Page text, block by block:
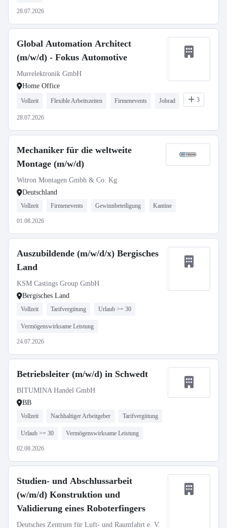
28.07.2026
Global Automation Architect
(m/w/d) - Fokus Automotive
Murrelektronik GmbH
Home Office
Vollzeit Flexible Arbeitszeiten Firmenevents Jobrad 3
28.07.2026
Mechaniker für die weltweite
Montage (m/w/d)
Witron Montagen Gmbh & Co. Kg
Deutschland
Vollzeit Firmenevents Gewinnbeteiligung Kantine
01.08.2026
Auszubildende (m/w/d/x) Bergisches
Land
KSM Castings Group GmbH
Bergisches Land
Vollzeit Tarifvergütung Urlaub >= 30
Vermögenswirksame Leistung
24.07.2026
Betriebsleiter (m/w/d) in Schwedt
BITUMINA Handel GmbH
BB
Vollzeit Nachhaltiger Arbeitgeber Tarifvergütung
Urlaub >= 30 Vermögenswirksame Leistung
02.08.2026
Studien- und Abschlussarbeit
(w/m/d) Konstruktion und
Validierung eines Roboterfingers
Deutsches Zentrum für Luft- und Raumfahrt e. V.